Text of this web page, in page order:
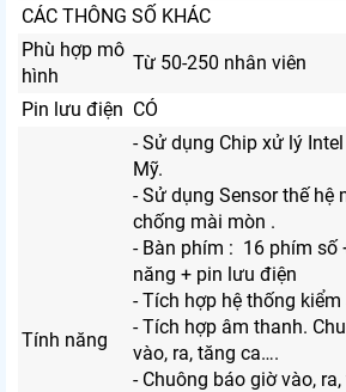
CÁC THÔNG SỐ KHÁC
Phù hợp mô
hình
Từ 50-250 nhân viên
Pin lưu điện CÓ
Tính năng
- Sử dụng Chip xử lý
Mỹ.
- Sử dụng Sensor thế hệ
chống mài mòn .
- Bàn phím : 16 phím số
năng + pin lưu điện
- Tích hợp hệ thống
- Tích hợp âm thanh.
vào, ra, tăng ca….
- Chuông báo giờ vào,